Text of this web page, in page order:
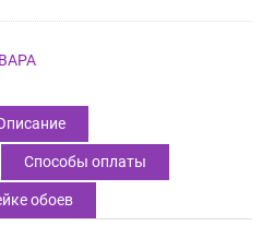
Способы оплаты
обоев